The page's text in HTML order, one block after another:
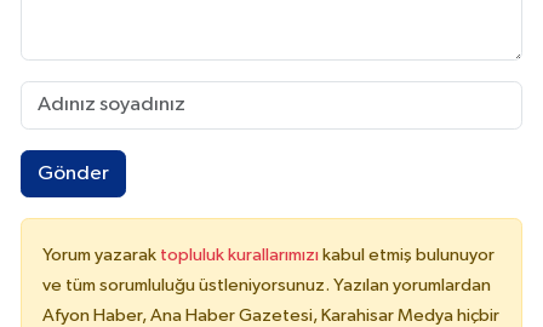
Gönder
Yorum yazarak topluluk kurallarımızı kabul etmiş bulunuyor
ve tüm sorumluluğu üstleniyorsunuz. Yazılan yorumlardan
Afyon Haber, Ana Haber Gazetesi, Karahisar Medya hiçbir